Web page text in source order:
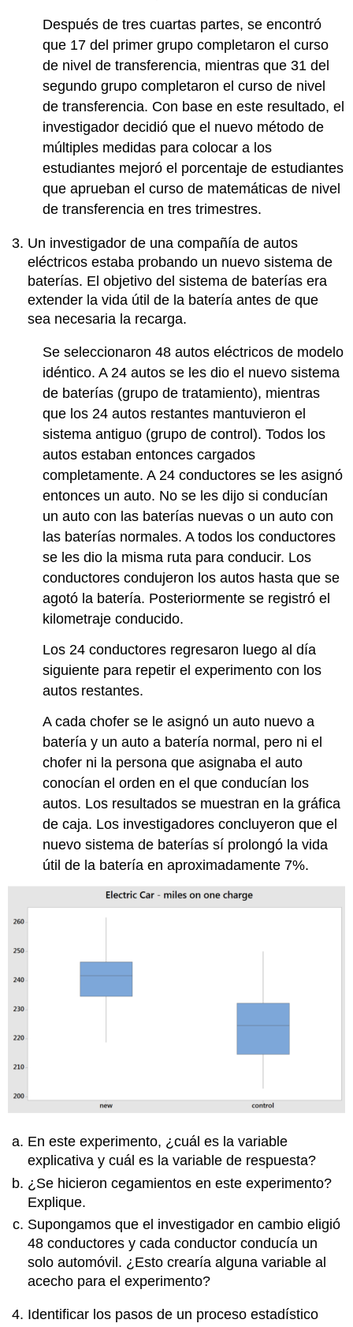
Después de tres cuartas partes, se encontró
que 17 del primer grupo completaron el curso
de nivel de transferencia, mientras que 31 del
segundo grupo completaron el curso de nivel
de transferencia. Con base en este resultado, el
investigador decidió que el nuevo método de
múltiples medidas para colocar a los
estudiantes mejoró el porcentaje de estudiantes
que aprueban el curso de matemáticas de nivel
de transferencia en tres trimestres.
Un investigador de una compañía de autos
eléctricos estaba probando un nuevo sistema de
baterías. El objetivo del sistema de baterías era
extender la vida útil de la batería antes de que
sea necesaria la recarga.
Se seleccionaron 48 autos eléctricos de modelo
idéntico. A 24 autos se les dio el nuevo sistema
de baterías (grupo de tratamiento), mientras
que los 24 autos restantes mantuvieron el
sistema antiguo (grupo de control). Todos los
autos estaban entonces cargados
completamente. A 24 conductores se les asignó
entonces un auto. No se les dijo si conducían
un auto con las baterías nuevas o un auto con
las baterías normales. A todos los conductores
se les dio la misma ruta para conducir. Los
conductores condujeron los autos hasta que se
agotó la batería. Posteriormente se registró el
kilometraje conducido.
Los 24 conductores regresaron luego al día
siguiente para repetir el experimento con los
autos restantes.
A cada chofer se le asignó un auto nuevo a
batería y un auto a batería normal, pero ni el
chofer ni la persona que asignaba el auto
conocían el orden en el que conducían los
autos. Los resultados se muestran en la gráfica
de caja. Los investigadores concluyeron que el
nuevo sistema de baterías sí prolongó la vida
útil de la batería en aproximadamente 7%.
En este experimento, ¿cuál es la variable
explicativa y cuál es la variable de respuesta?
¿Se hicieron cegamientos en este experimento?
Explique.
Supongamos que el investigador en cambio eligió
48 conductores y cada conductor conducía un
solo automóvil. ¿Esto crearía alguna variable al
acecho para el experimento?
Identificar los pasos de un proceso estadístico